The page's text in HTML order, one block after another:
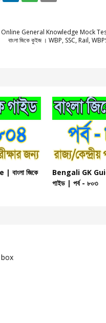
Online General Knowledge Mock
বাংলা জিকে কুইজ । WBP, SSC, Rail,
জিকে
Bengali GK
গাইড | পর্ব - ৮০৩